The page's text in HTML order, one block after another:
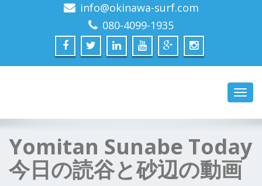
info@okinawa-surf.com
080-4099-1935
Yomitan Sunabe Today
今日の読谷と砂辺の動画